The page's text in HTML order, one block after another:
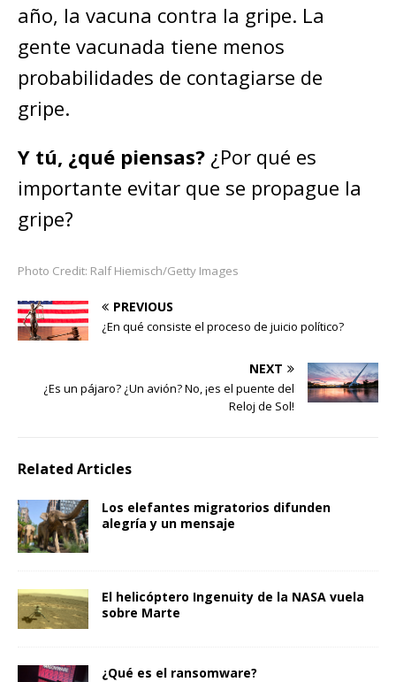
año, la vacuna contra la gripe. La
gente vacunada tiene menos
probabilidades de contagiarse de
gripe.
Y tú, ¿qué piensas? ¿Por qué es
importante evitar que se propague la
gripe?
Photo Credit: Ralf Hiemisch/Getty Images
PREVIOUS
¿En qué consiste el proceso de juicio político?
NEXT
¿Es un pájaro? ¿Un avión? No, ¡es el puente del
Reloj de Sol!
Related Articles
Los elefantes migratorios difunden
alegría y un mensaje
El helicóptero Ingenuity de la NASA vuela
sobre Marte
¿Qué es el ransomware?